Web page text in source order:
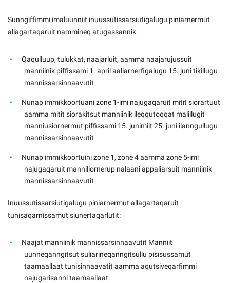
Sunngiffimmi imaluunniit inuussutissarsiutigalugu piniarnermut
allagartaqaruit nammineq atugassannik:
Qaqulluup, tulukkat, naajarluit, aamma naajarujussuit
manniinik piffissami 1. april aallarnerfigalugu 15. juni tikillugu
mannissarsinnaavutit
Nunap immikkoortuani zone 1-imi najugaqaruit mitit siorartuut
aamma mitit siorakitsut manniinik ileqqutoqqat malillugit
manniusiornermut piffissami 15. junimiit 25. juni ilanngullugu
mannissarsinnaavutit
Nunap immikkoortuini zone 1, zone 4 aamma zone 5-imi
najugaqaruit manniliornerup nalaani appaliarsuit manniinik
mannissarsinnaavutit
Inuussutissarsiutigalugu piniarnermut allagartaqaruit
tunisaqarnissamut siunertaqarlutit:
Naajat manniinik mannissarsinnaavutit Manniit
uunneqanngitsut suliarineqanngitsullu pisisussamut
taamaallaat tunisinnaavatit aamma aqutsiveqarfimmi
najugarisanni taamaallaat.